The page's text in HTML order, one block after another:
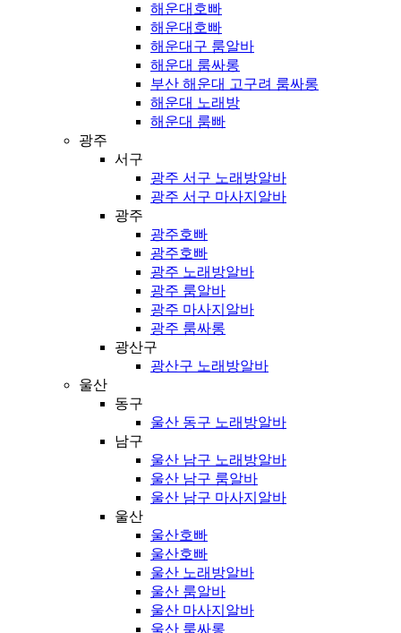
해운대호빠
해운대호빠
해운대구 룸알바
해운대 룸싸롱
부산 해운대 고구려 룸싸롱
해운대 노래방
해운대 룸빠
광주
서구
광주 서구 노래방알바
광주 서구 마사지알바
광주
광주호빠
광주호빠
광주 노래방알바
광주 룸알바
광주 마사지알바
광주 룸싸롱
광산구
광산구 노래방알바
울산
동구
울산 동구 노래방알바
남구
울산 남구 노래방알바
울산 남구 룸알바
울산 남구 마사지알바
울산
울산호빠
울산호빠
울산 노래방알바
울산 룸알바
울산 마사지알바
울산 룸싸롱